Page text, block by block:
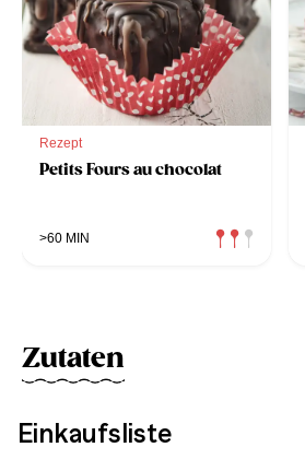
Rezept
Petits Fours au chocolat
>60 MIN
Zutaten